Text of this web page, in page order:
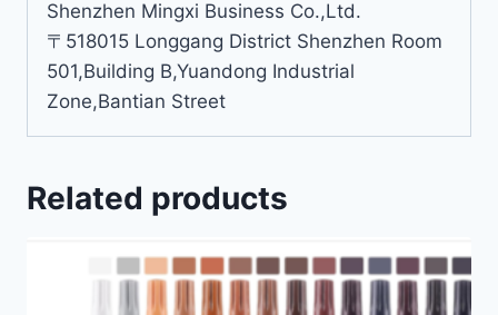
Shenzhen Mingxi Business Co.,Ltd.
〒518015 Longgang District Shenzhen Room
501,Building B,Yuandong Industrial
Zone,Bantian Street
Related products